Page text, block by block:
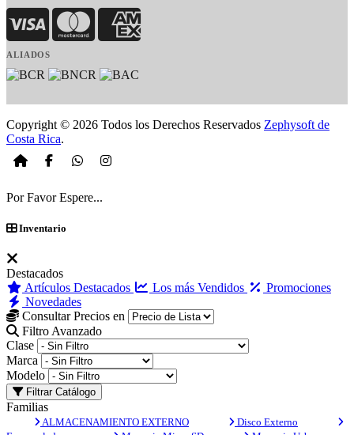
Visa MasterCardAmerican Express
ALIADOS
Copyright © 2026 Todos los Derechos Reservados Zephysoft de
Costa Rica.
Por Favor Espere...
Inventario
Destacados
Artículos Destacados
Los más Vendidos
Promociones
Novedades
Consultar Precios en
Filtro Avanzado
Clase
Marca
Modelo
Filtrar Catálogo
Familias
ALMACENAMIENTO EXTERNO
Disco Externo